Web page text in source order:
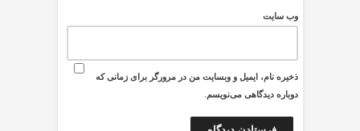
وب‌ سایت
ذخیره نام، ایمیل و وبسایت من در مرورگر برای زمانی که
دوباره دیدگاهی می‌نویسم.